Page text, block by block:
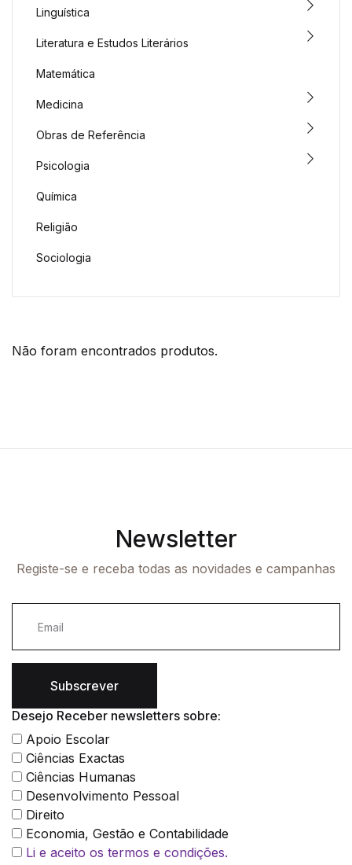
Não foram encontrados produtos.
Linguística
Literatura e Estudos Literários
Matemática
Medicina
Obras de Referência
Psicologia
Química
Religião
Sociologia
Newsletter
Registe-se e receba todas as novidades e campanhas
Subscrever
Desejo Receber newsletters sobre:
Apoio Escolar
Ciências Exactas
Ciências Humanas
Desenvolvimento Pessoal
Direito
Economia, Gestão e Contabilidade
Li e aceito os termos e condições.